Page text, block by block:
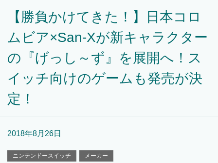
【勝負かけてきた！】日本コロ
ムビア×San-Xが新キャラクター
の『げっし～ず』を展開へ！ス
イッチ向けのゲームも発売が決
定！
2018年8月26日
ニンテンドースイッチ メーカー